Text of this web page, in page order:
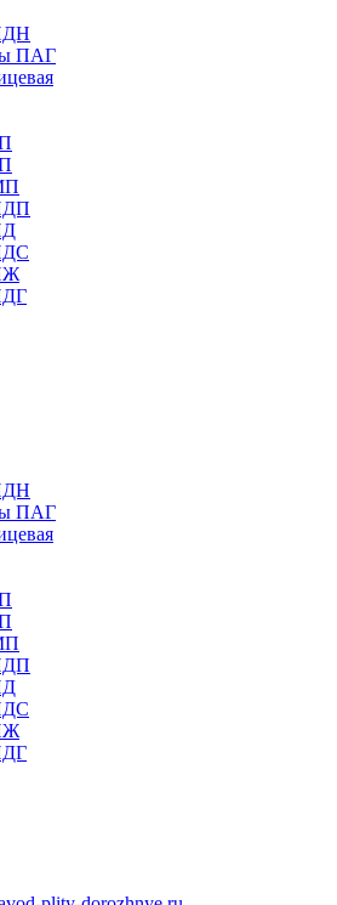
ПАГ
ПАГ